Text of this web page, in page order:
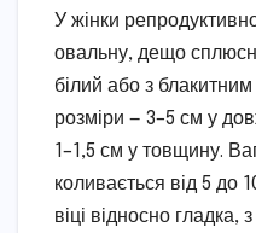
У жінки
овальну, дещо
білий або з блакитним
розміри — 3–5 см у
1–1,5 см у товщину.
коливається від 5 до
віці відносно гладка,